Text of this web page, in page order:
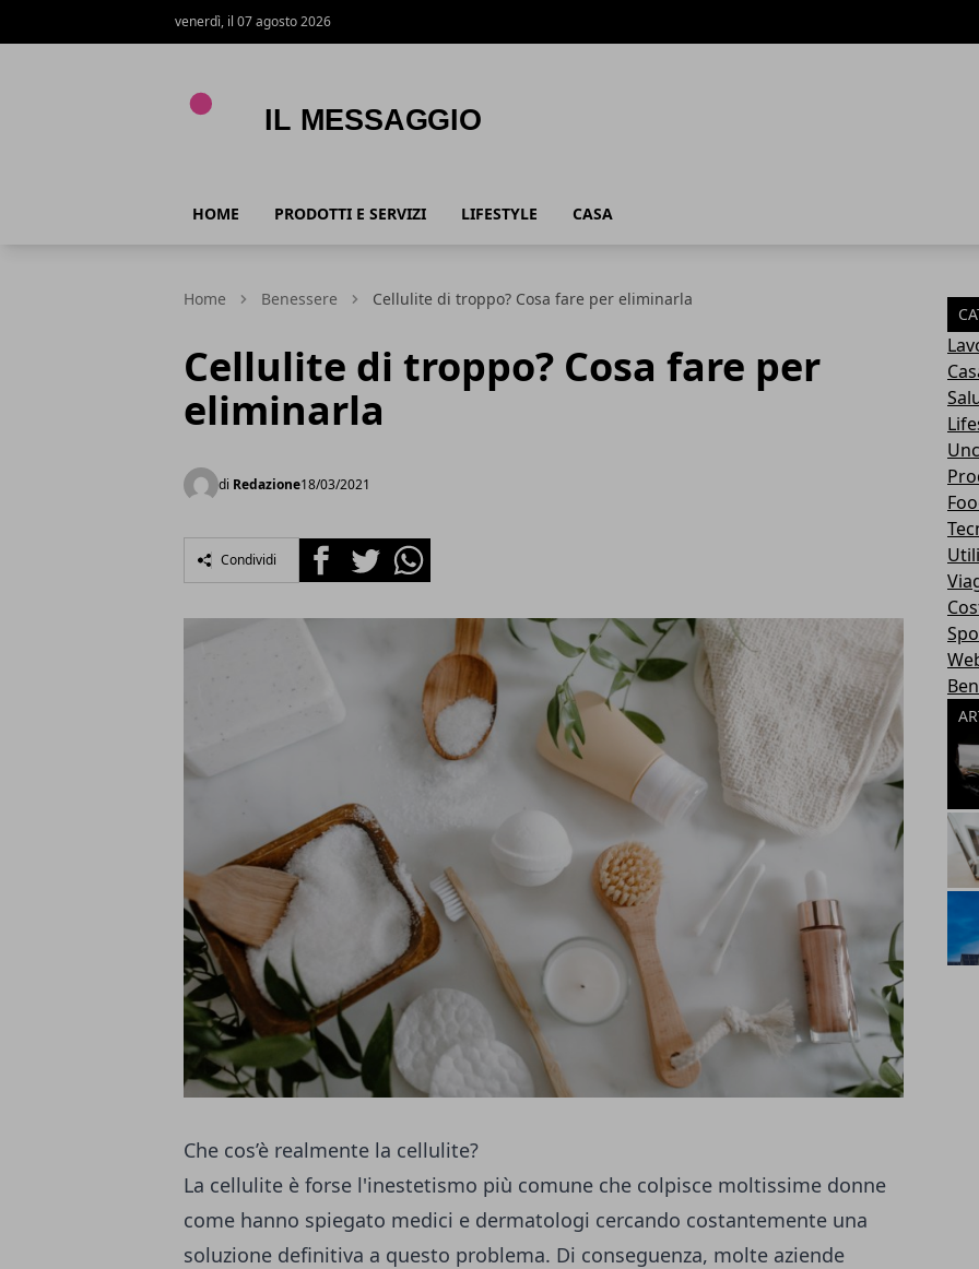
venerdì, il 07 agosto 2026
HOME PRODOTTI E SERVIZI LIFESTYLE CASA
Home Benessere Cellulite di troppo? Cosa fare per eliminarla
Cellulite di troppo? Cosa fare per
eliminarla
di Redazione18/03/2021
Condividi FacebookTwitterWhatsapp
Che cos’è realmente la cellulite?
La cellulite è forse l'inestetismo più comune che colpisce moltissime donne
come hanno spiegato medici e dermatologi cercando costantemente una
soluzione definitiva a questo problema. Di conseguenza, molte aziende